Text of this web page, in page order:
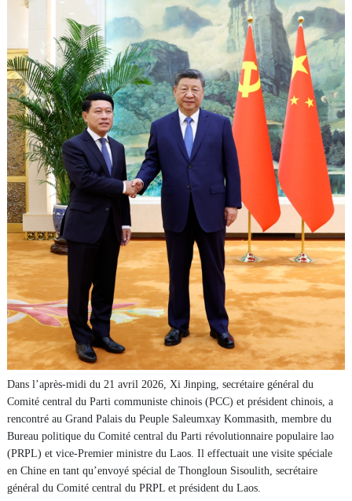
Dans l’après-midi du 21 avril 2026, Xi Jinping, secrétaire général du
Comité central du Parti communiste chinois (PCC) et président chinois, a
rencontré au Grand Palais du Peuple Saleumxay Kommasith, membre du
Bureau politique du Comité central du Parti révolutionnaire populaire lao
(PRPL) et vice-Premier ministre du Laos. Il effectuait une visite spéciale
en Chine en tant qu’envoyé spécial de Thongloun Sisoulith, secrétaire
général du Comité central du PRPL et président du Laos.